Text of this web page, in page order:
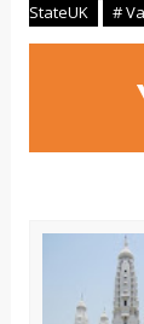
StateUK
#